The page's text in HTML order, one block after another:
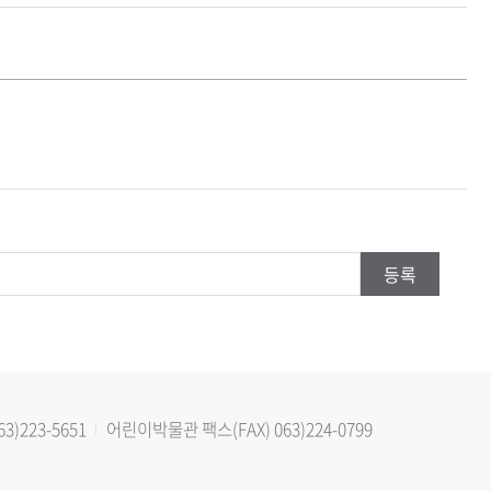
5651 어린이박물관팩스(FAX) 063)224-0799